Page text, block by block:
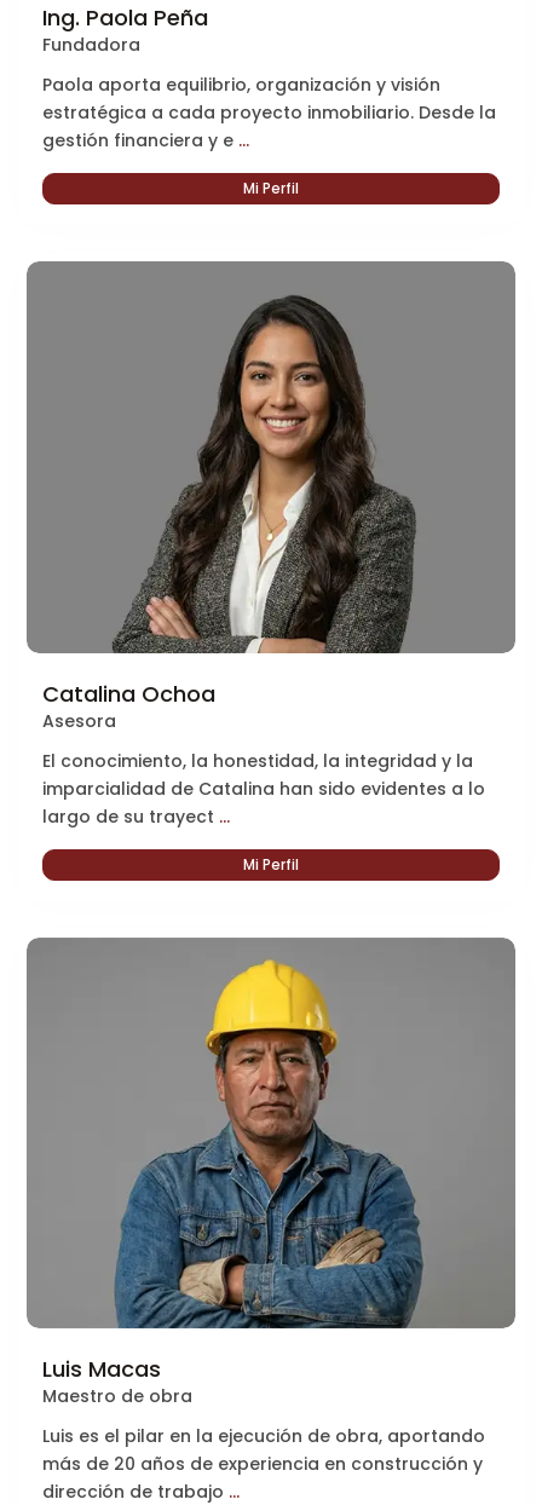
Ing. Paola Peña
Fundadora
Paola aporta equilibrio, organización y visión
estratégica a cada proyecto inmobiliario. Desde la
gestión financiera y e ...
Mi Perfil
Catalina Ochoa
Asesora
El conocimiento, la honestidad, la integridad y la
imparcialidad de Catalina han sido evidentes a lo
largo de su trayect ...
Mi Perfil
Luis Macas
Maestro de obra
Luis es el pilar en la ejecución de obra, aportando
más de 20 años de experiencia en construcción y
dirección de trabajo ...